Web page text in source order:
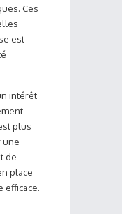
Ces
est
intérêt
plus
une
de
place
efficace.